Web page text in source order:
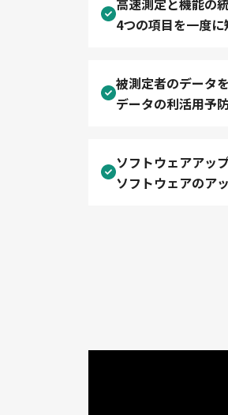
4つの項目を一度
被測定者のデータ
データの利活用予
ソフトウェアアッ
ソフトウェアのア